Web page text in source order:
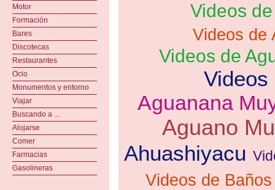
Motor
Formación
Bares
Discotecas
Restaurantes
Ocio
Monumentos y entorno
Viajar
Buscando a ...
Alojarse
Comer
Farmacias
Gasolineras
Videos
Videos de
Videos de
Videos
Aguanana
Aguano
Ahuashiyacu
Videos de Baños